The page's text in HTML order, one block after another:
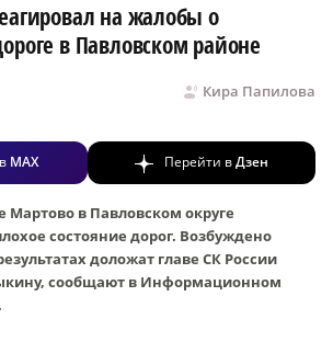
на жалобы о
в Павловском районе
Кира Папилова
MAX Перейти вДзен
Мартово в Павловском округе
состояние дорог. Возбуждено
доложат главе СК России
сообщают в Информационном